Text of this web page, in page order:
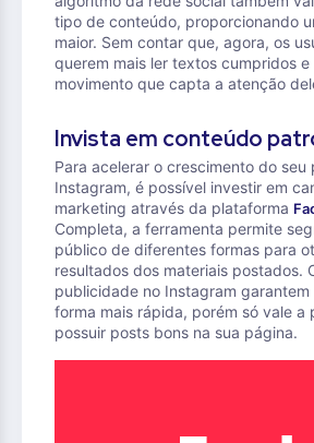
tipo de conteúdo, proporcionando
maior. Sem contar que, agora, os
querem mais ler textos cumpridos e
movimento que capta a atenção
Invista em conteúdo
Para acelerar o crescimento do seu
Instagram, é possível investir em
marketing através da plataforma
Completa, a ferramenta permite
público de diferentes formas para
resultados dos materiais postados.
publicidade no Instagram
forma mais rápida, porém só vale a
possuir posts bons na sua página.